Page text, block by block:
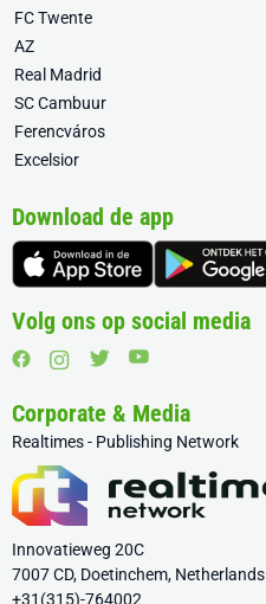
FC Twente
AZ
Real Madrid
SC Cambuur
Ferencváros
Excelsior
Download de app
Volg ons op social media
Corporate & Media
Realtimes - Publishing Network
Innovatieweg 20C
7007 CD, Doetinchem, Netherlands
+31(315)-764002